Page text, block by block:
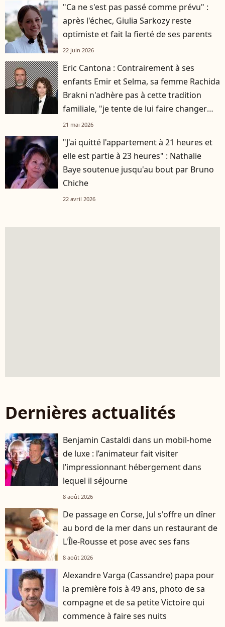
"Ca ne s'est pas passé comme prévu" :
après l'échec, Giulia Sarkozy reste
optimiste et fait la fierté de ses parents
22 juin 2026
Eric Cantona : Contrairement à ses
enfants Emir et Selma, sa femme Rachida
Brakni n'adhère pas à cette tradition
familiale, "je tente de lui faire changer
d'avis"
21 mai 2026
"J'ai quitté l'appartement à 21 heures et
elle est partie à 23 heures" : Nathalie
Baye soutenue jusqu'au bout par Bruno
Chiche
22 avril 2026
Dernières actualités
Benjamin Castaldi dans un mobil-home
de luxe : l’animateur fait visiter
l’impressionnant hébergement dans
lequel il séjourne
8 août 2026
De passage en Corse, Jul s'offre un dîner
au bord de la mer dans un restaurant de
L'Île-Rousse et pose avec ses fans
8 août 2026
Alexandre Varga (Cassandre) papa pour
la première fois à 49 ans, photo de sa
compagne et de sa petite Victoire qui
commence à faire ses nuits